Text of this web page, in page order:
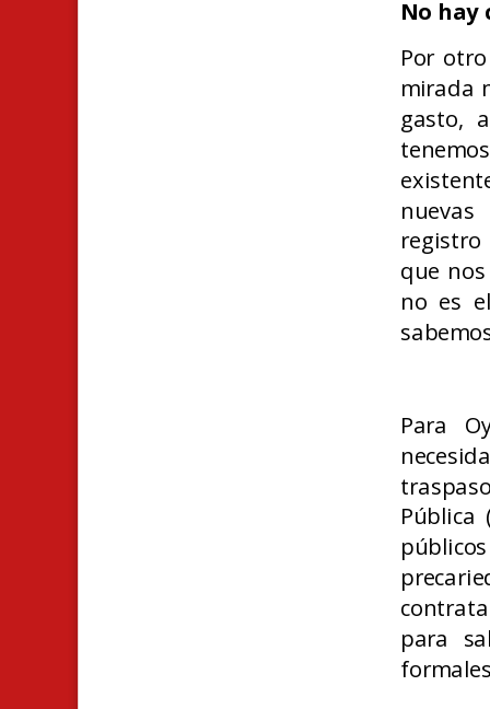
No hay
Por
mirada
gasto,
que
no es
Para
Pública
para